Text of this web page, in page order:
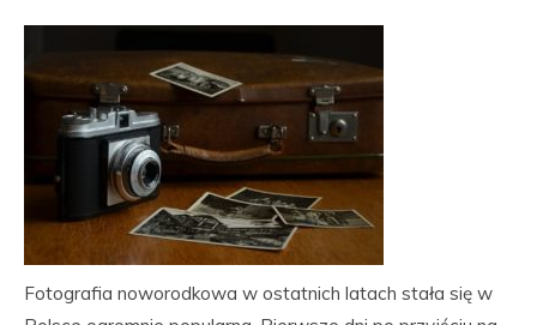
Fotografia noworodkowa w ostatnich latach stała się w